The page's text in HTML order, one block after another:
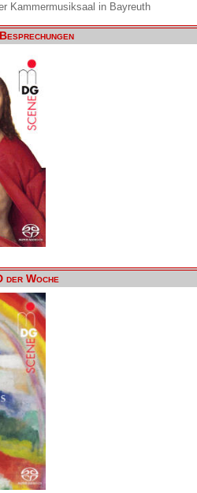
Kammermusiksaal in Bayreuth
der Woche